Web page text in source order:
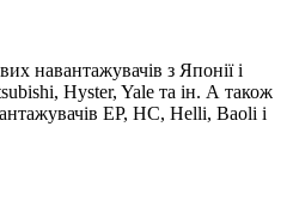
навантажувачів з Японії і
Hyster, Yale та ін. А також
EP, HC, Helli, Baoli і